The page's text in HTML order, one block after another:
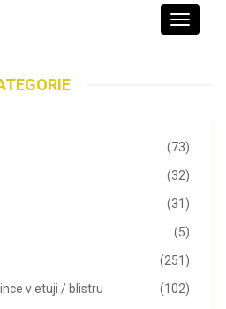
Toggle
(73)
(32)
(31)
(5)
(251)
(102)
v etuji / blistru